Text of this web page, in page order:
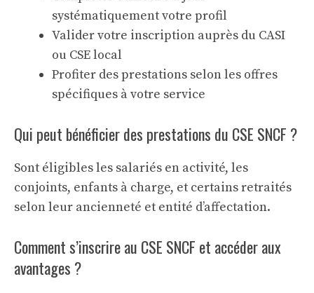
systématiquement votre profil
Valider votre inscription auprès du CASI
ou CSE local
Profiter des prestations selon les offres
spécifiques à votre service
Qui peut bénéficier des prestations du CSE SNCF ?
Sont éligibles les salariés en activité, les
conjoints, enfants à charge, et certains retraités
selon leur ancienneté et entité d’affectation.
Comment s’inscrire au CSE SNCF et accéder aux
avantages ?